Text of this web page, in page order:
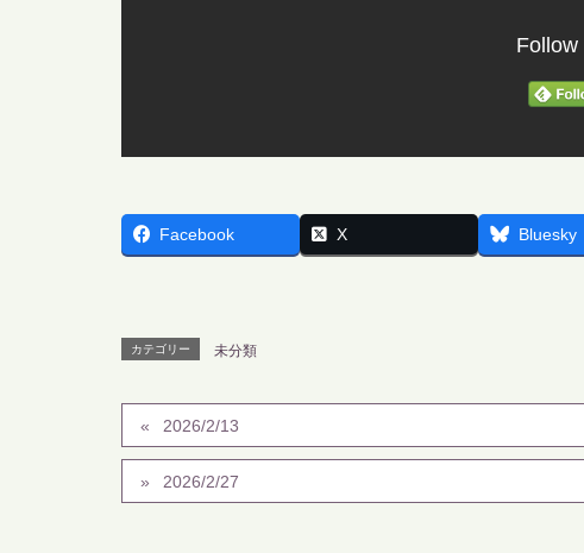
Follow
Facebook X Bluesky
カテゴリー 未分類
2026/2/13
2026/2/27